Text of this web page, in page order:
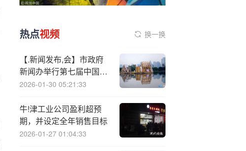
热点视频 换一换
【.新闻发布,会】市政府
新闻办举行第七届中国天
津国际直升机博览会新闻
2026-01-30 05:21:33
牛!津工业公司盈利超预
期，并设定全年销售目标
2026-01-27 01:04:33